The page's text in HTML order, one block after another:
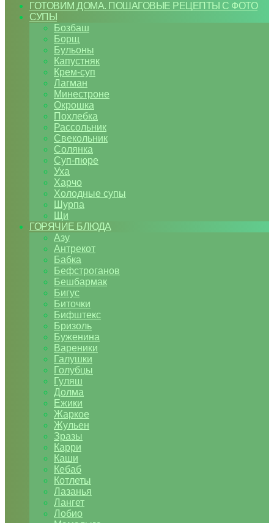
ГОТОВИМ ДОМА. ПОШАГОВЫЕ РЕЦЕПТЫ С ФОТО
СУПЫ
Бозбаш
Борщ
Бульоны
Капустняк
Крем-суп
Лагман
Минестроне
Окрошка
Похлебка
Рассольник
Свекольник
Солянка
Суп-пюре
Уха
Харчо
Холодные супы
Шурпа
Щи
ГОРЯЧИЕ БЛЮДА
Азу
Антрекот
Бабка
Бефстроганов
Бешбармак
Бигус
Биточки
Бифштекс
Бризоль
Буженина
Вареники
Галушки
Голубцы
Гуляш
Долма
Ежики
Жаркое
Жульен
Зразы
Карри
Каши
Кебаб
Котлеты
Лазанья
Лангет
Лобио